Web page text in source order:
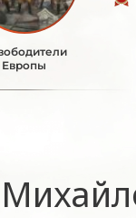
Европы